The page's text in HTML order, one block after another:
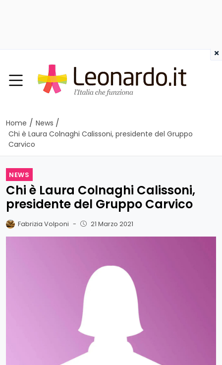
Home / News /
Chi è Laura Colnaghi Calissoni, presidente del Gruppo
Carvico
NEWS
Chi è Laura Colnaghi Calissoni,
presidente del Gruppo Carvico
Fabrizia Volponi - 21 Marzo 2021
×